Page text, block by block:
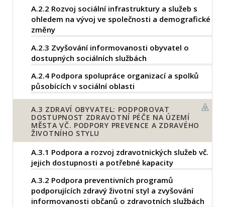
A.2.2 Rozvoj sociální infrastruktury a služeb s
ohledem na vývoj ve společnosti a demografické
změny
A.2.3 Zvyšování informovanosti obyvatel o
dostupných sociálních službách
A.2.4 Podpora spolupráce organizací a spolků
působících v sociální oblasti
A.3 ZDRAVÍ OBYVATEL: PODPOROVAT
DOSTUPNOST ZDRAVOTNÍ PÉČE NA ÚZEMÍ
MĚSTA VČ. PODPORY PREVENCE A ZDRAVÉHO
ŽIVOTNÍHO STYLU
A.3.1 Podpora a rozvoj zdravotnických služeb vč.
jejich dostupnosti a potřebné kapacity
A.3.2 Podpora preventivních programů
podporujících zdravý životní styl a zvyšování
informovanosti občanů o zdravotních službách